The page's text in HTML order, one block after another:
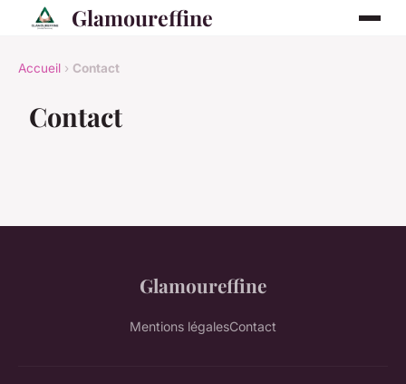
Glamoureffine
Accueil › Contact
Contact
Glamoureffine
Mentions légalesContact